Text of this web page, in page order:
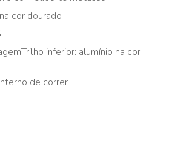
cor dourado
inferior: alumínio na cor
de correr